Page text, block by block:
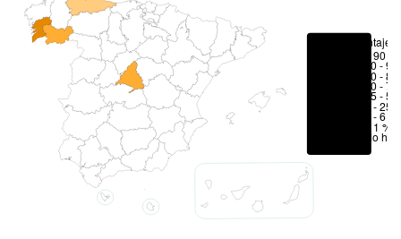
Porcentajes
> 90 %
80 -
70 -
50 -
25 -
6 - 25
1 - 6 %
< 1 %
No hay